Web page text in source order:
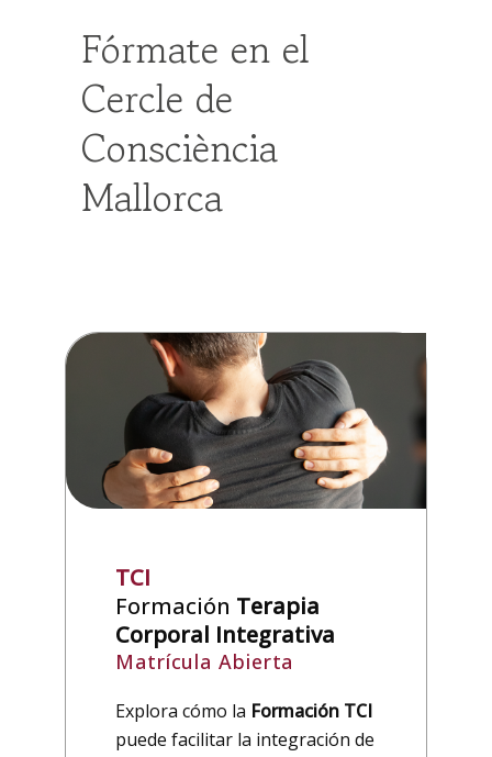
Fórmate en el
Cercle de
Consciència
Mallorca
TCI
Formación Terapia
Corporal Integrativa
Matrícula Abierta
Explora cómo la Formación TCI
puede facilitar la integración de